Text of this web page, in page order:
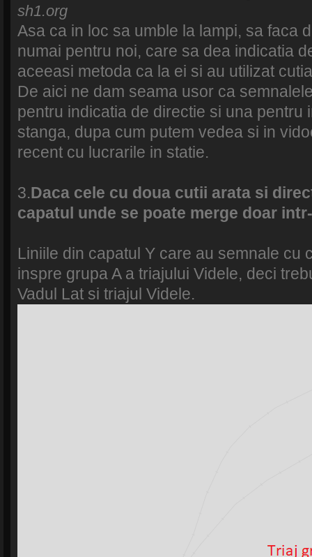
sh1.org
Asa ca in loc sa umble la lampi, sa faca
numai pentru noi, care sa dea indicatia
aceeasi metoda ca la ei si au utilizat
De aici ne dam seama usor ca
pentru indicatia de directie si una pentru
stanga, dupa cum putem vedea si in
recent cu lucrarile in statie.
3.Daca cele cu doua cutii arata si
capatul unde se poate merge doar
Liniile din capatul Y care au semnale cu
inspre grupa A a triajului Videle, deci
Vadul Lat si triajul Videle.